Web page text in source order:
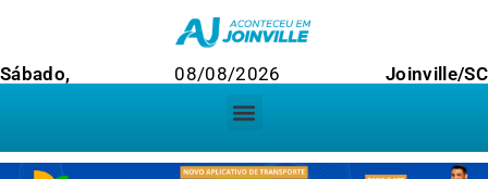
Sábado, 08/08/2026 Joinville/SC